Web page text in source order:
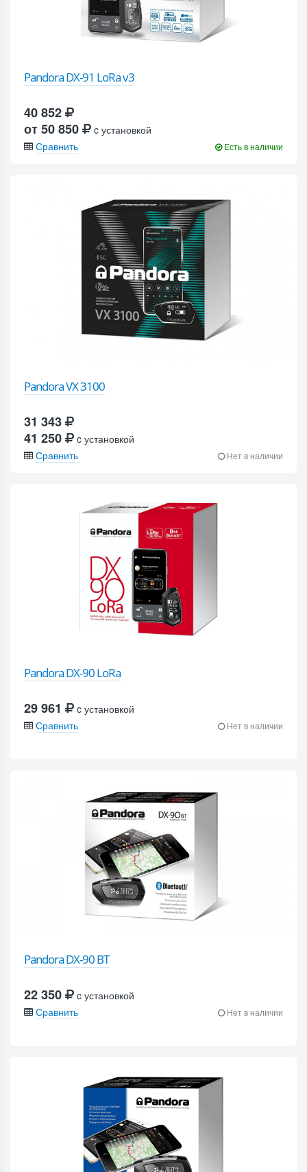
Pandora DX-91 LoRa v3
40 852
от 50 850
c установкой
Сравнить
Есть в наличии
Pandora VX 3100
31 343
41 250
c установкой
Сравнить
Нет в наличии
Pandora DX-90 LoRa
29 961
c установкой
Сравнить
Нет в наличии
Pandora DX-90 BT
22 350
c установкой
Сравнить
Нет в наличии